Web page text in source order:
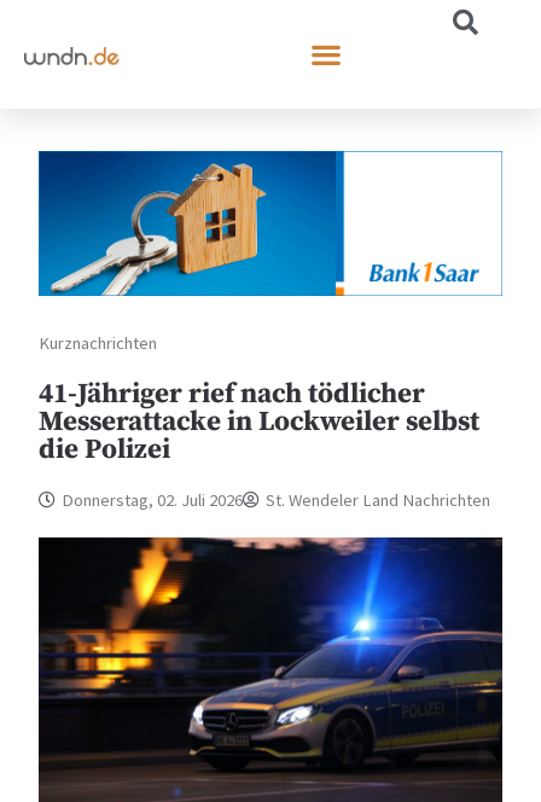
Kurznachrichten
41-Jähriger rief nach tödlicher
Messerattacke in Lockweiler selbst
die Polizei
Donnerstag, 02. Juli 2026 St. Wendeler Land Nachrichten